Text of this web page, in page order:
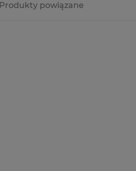
Produkty powiązane